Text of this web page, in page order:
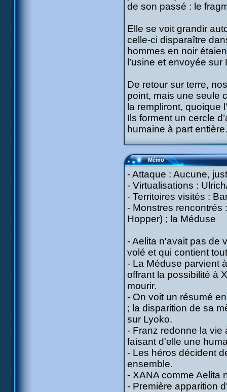
de son passé : le
Elle se voit grandir
celle-ci disparaître
hommes en noir
l’usine et envoyée
De retour sur terre,
point, mais une seule
la rempliront,
Ils forment un cercle
humaine à part
Mémo
- Attaque : Aucune,
- Virtualisations :
- Territoires visités :
- Monstres rencontrés
Hopper) ; la Méduse
- Aelita n'avait pas de
volé et qui contient
- La Méduse parvient
offrant la possibilité à
mourir.
- On voit un résumé
; la disparition de sa
sur Lyoko.
- Franz redonne la vie
faisant d'elle une
- Les héros décident
ensemble.
- XANA comme Aelita
- Première apparition